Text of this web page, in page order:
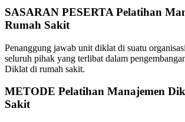
SASARAN PESERTA Pelatihan
Rumah Sakit
Penanggung jawab unit diklat di suatu
seluruh pihak yang terlibat dalam
Diklat di rumah sakit.
METODE Pelatihan Manajemen
Sakit